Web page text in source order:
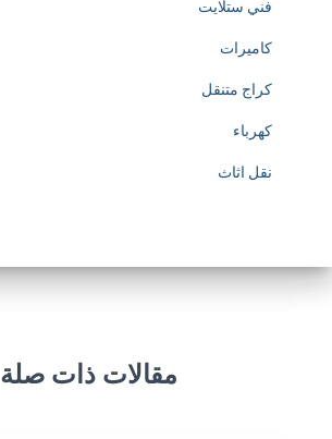
فني ستلايت
كاميرات
كراج متنقل
كهرباء
نقل اثاث
مقالات ذات صلة